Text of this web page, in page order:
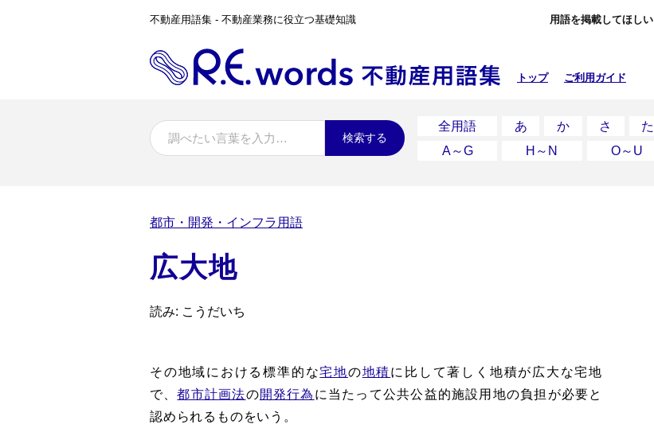
不動産用語集 - 不動産業務に役立つ基礎知識 用語を掲載してほしい
トップ ご利用ガイド
検索する
全用語 あ か さ た
A～G
H～N O～U
都市・開発・インフラ用語
広大地
読み: こうだいち
その地域における標準的な宅地の地積に比して著しく地積が広大な宅地
で、都市計画法の開発行為 に当たって公共公益的施設用地の負担が必要と
認められるものをいう。